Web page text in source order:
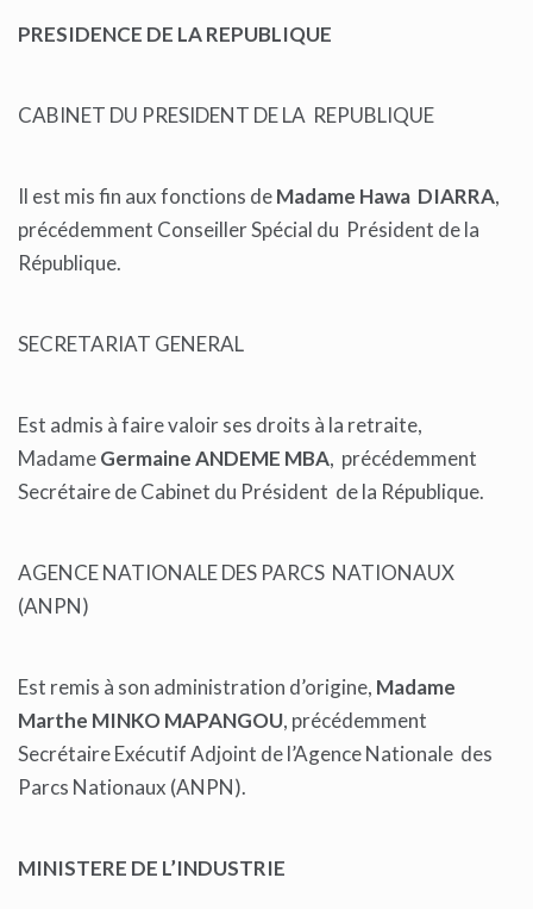
PRESIDENCE DE LA REPUBLIQUE
CABINET DU PRESIDENT DE LA REPUBLIQUE
Il est mis fin aux fonctions deMadame Hawa DIARRA,
précédemment Conseiller Spécial du Président de la
République.
SECRETARIAT GENERAL
Est admis à faire valoir ses droits à la retraite,
MadameGermaine ANDEME MBA, précédemment
Secrétaire de Cabinet du Président de la République.
AGENCE NATIONALE DES PARCS NATIONAUX
(ANPN)
Est remis à son administration d’origine, Madame
Marthe MINKO MAPANGOU, précédemment
Secrétaire Exécutif Adjoint de l’Agence Nationale des
Parcs Nationaux (ANPN).
MINISTERE DE L’INDUSTRIE